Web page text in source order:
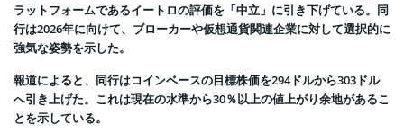
ラットフォームであるイートロの評価を「中立」に引き下げている。同
行は2026年に向けて、ブローカーや仮想通貨関連企業に対して選択的に
強気な姿勢を示した。
報道によると、同行はコインベースの目標株価を294ドルから303ドル
へ引き上げた。これは現在の水準から30％以上の値上がり余地があるこ
とを示している。